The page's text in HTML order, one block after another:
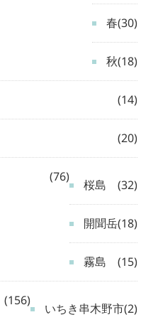
春(30)
秋(18)
(14)
(20)
(76)
桜島 (32)
開聞岳(18)
霧島 (15)
(156)
いちき串木野市(2)